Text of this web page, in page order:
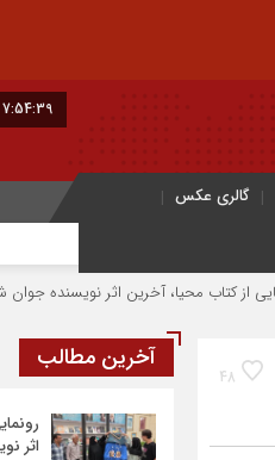
7:54:40
گالری عکس
محیا، آخرین اثر نویسنده جوان شهرضایی
48
آخرین مطالب
اثر